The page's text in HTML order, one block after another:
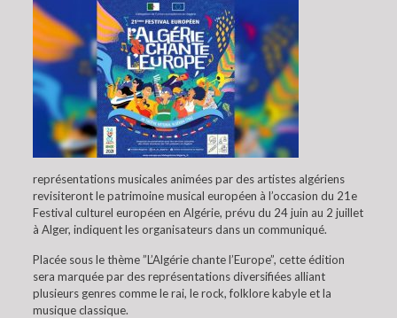
représentations musicales animées par des artistes algériens
revisiteront le patrimoine musical européen à l’occasion du 21e
Festival culturel européen en Algérie, prévu du 24 juin au 2 juillet
à Alger, indiquent les organisateurs dans un communiqué.
Placée sous le thème ”L’Algérie chante l’Europe”, cette édition
sera marquée par des représentations diversifiées alliant
plusieurs genres comme le rai, le rock, folklore kabyle et la
musique classique.